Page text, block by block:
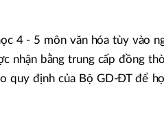
4 - 5 môn văn hóa tùy vào
nhận bằng trung cấp đồng
quy định của Bộ GD-ĐT để